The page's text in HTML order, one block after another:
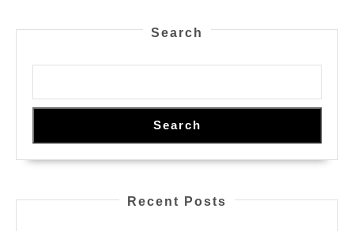
다:
기
적
노
하
가
Search
Search
Recent Posts